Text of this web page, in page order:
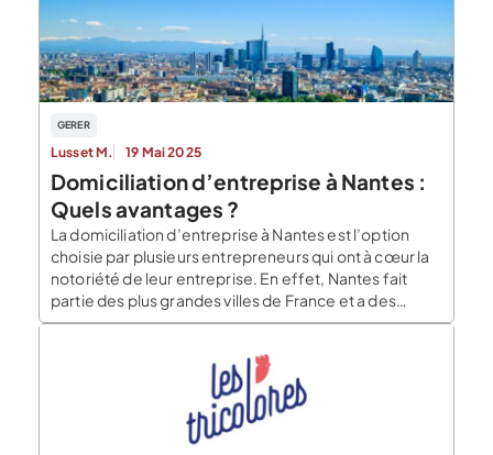
découler du fait que […]
GERER
Lusset M. 19 Mai 2025
Domiciliation d’entreprise à Nantes :
Quels avantages ?
La domiciliation d’entreprise à Nantes est l’option
choisie par plusieurs entrepreneurs qui ont à cœur la
notoriété de leur entreprise. En effet, Nantes fait
partie des plus grandes villes de France et a des
atouts susceptibles de favoriser le développement
tarifs de la domiciliation d’entreprise à Nantes et les